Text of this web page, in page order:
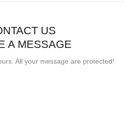
US
A MESSAGE
All your message are protected!